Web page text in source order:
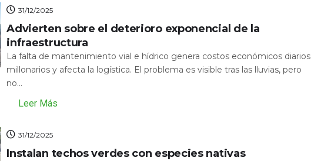
31/12/2025
Advierten sobre el deterioro exponencial de la
infraestructura
La falta de mantenimiento vial e hídrico genera costos económicos diarios
millonarios y afecta la logística. El problema es visible tras las lluvias, pero
no...
Leer Más
31/12/2025
Instalan techos verdes con especies nativas